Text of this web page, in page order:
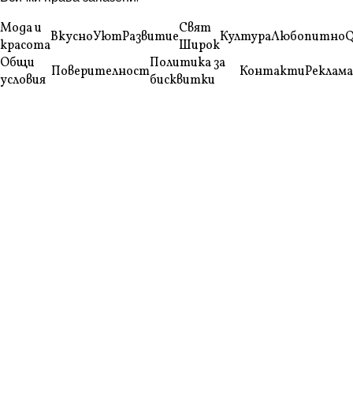
Мода и
красотаВкусноУютРазвитиеСвят
ШирокКултураЛюбопитно
Общи
условия ПоверителностПолитика за
бисквитки
КонтактиРеклама